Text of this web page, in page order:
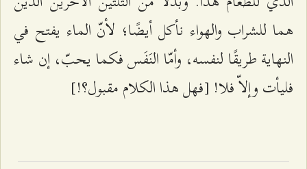
هما للشراب والهواء نأكل أيضًا؛ لأنّ الماء يفتح في
النهاية طريقًا لنفسه، وأمّا النَفَس فكما يحبّ، إن شاء
فليأت وإلاّ فلا! [فهل هذا الكلام مقبول؟!]